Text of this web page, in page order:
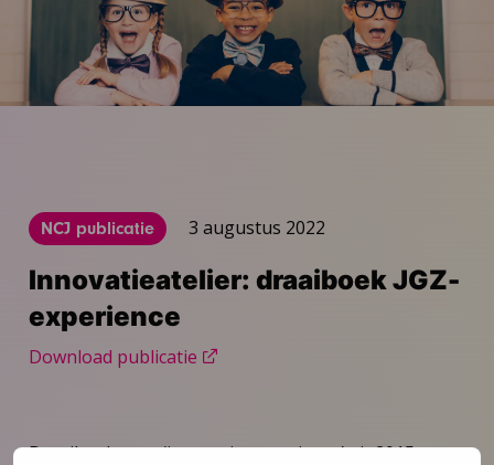
NCJ publicatie 3 augustus 2022
Innovatieatelier: draaiboek JGZ-
experience
Download publicatie
Draaiboek voor ‘innovatie-experience’ uit 2015.